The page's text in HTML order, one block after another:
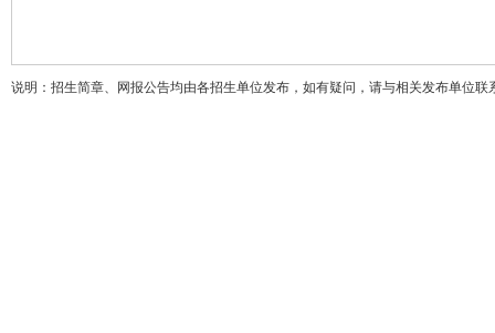
说明：招生简章、网报公告均由各招生单位发布，如有疑问，请与相关发布单位